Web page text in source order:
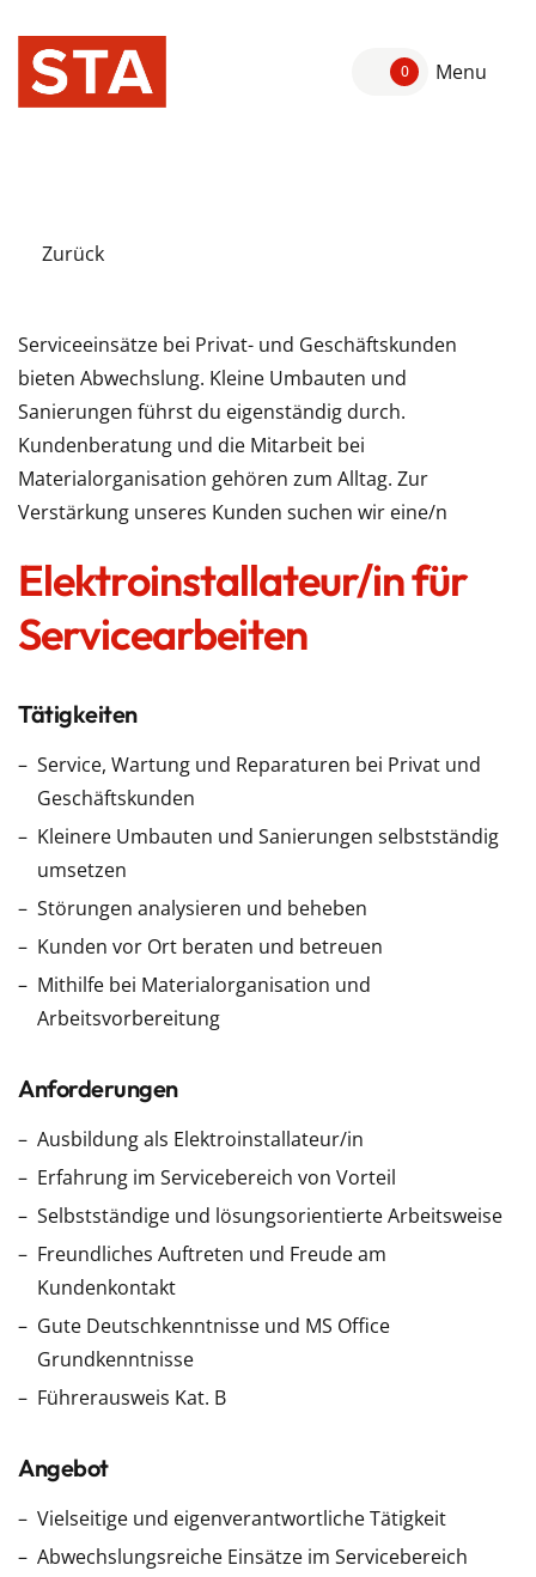
0 Menu
Zurück
Serviceeinsätze bei Privat- und Geschäftskunden
bieten Abwechslung. Kleine Umbauten und
Sanierungen führst du eigenständig durch.
Kundenberatung und die Mitarbeit bei
Materialorganisation gehören zum Alltag. Zur
Verstärkung unseres Kunden suchen wir eine/n
Elektroinstallateur/in für
Servicearbeiten
Tätigkeiten
Service, Wartung und Reparaturen bei Privat und
Geschäftskunden
Kleinere Umbauten und Sanierungen selbstständig
umsetzen
Störungen analysieren und beheben
Kunden vor Ort beraten und betreuen
Mithilfe bei Materialorganisation und
Arbeitsvorbereitung
Anforderungen
Ausbildung als Elektroinstallateur/in
Erfahrung im Servicebereich von Vorteil
Selbstständige und lösungsorientierte Arbeitsweise
Freundliches Auftreten und Freude am
Kundenkontakt
Gute Deutschkenntnisse und MS Office
Grundkenntnisse
Führerausweis Kat. B
Angebot
Vielseitige und eigenverantwortliche Tätigkeit
Abwechslungsreiche Einsätze im Servicebereich